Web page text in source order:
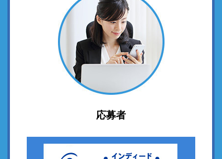
応募者